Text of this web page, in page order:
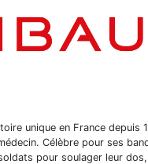
unique en France depuis
Célèbre pour ses
pour soulager leur